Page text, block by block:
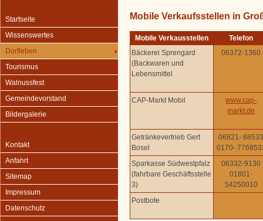
Startseite
Wissenswertes
Dorfleben
Tourismus
Walnussfest
Gemeindevorstand
Bildergalerie
Kontakt
Anfahrt
Sitemap
Impressum
Datenschutz
Mobile Verkaufsstellen in
Mobile Verkausstellen
Telefon
Bäckerei Sprengard
(Backwaren und
Lebensmittel
06372-1360
CAP-Markt Mobil
www.cap-
markt.de
Getränkevertrieb Gert
Bosel
06821-
0170-
Sparkasse Südwestpfalz
(fahrbare Geschäftsstelle
3)
06332-9130
01801-
54250010
Postbote